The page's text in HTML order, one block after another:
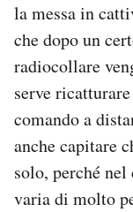
la messa in
che dopo un
radiocollare
serve
comando a
anche capitare
solo, perché
varia di molto